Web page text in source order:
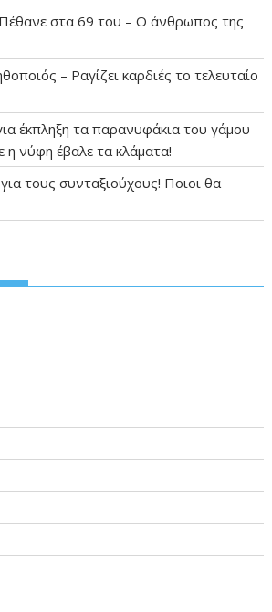
στα 69 του – Ο άνθρωπος της
– Ραγίζει καρδιές το τελευταίο
έκπληξη τα παρανυφάκια του γάμου
η νύφη έβαλε τα κλάματα!
τους συνταξιούχους! Ποιοι θα